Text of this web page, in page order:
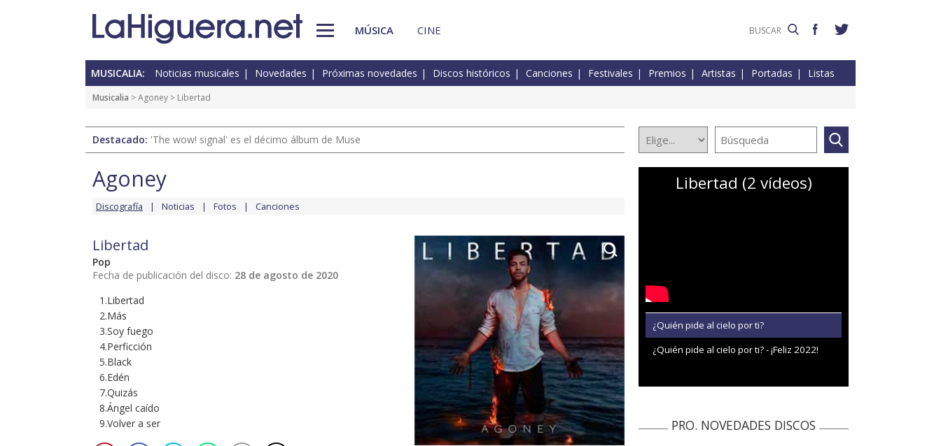
MÚSICA CINE
MUSICALIA: Noticias musicales Novedades Próximas novedades Discos históricos Canciones Festivales Premios Artistas Portadas Listas
Musicalia >Agoney > Libertad
Destacado: 'The wow! signal' es el décimo álbum de Muse
Agoney
Discografía Noticias Fotos Canciones
Libertad
Pop
Fecha de publicación del disco: 28 de agosto de 2020
1.Libertad
2.Más
3.Soy fuego
4.Perficción
5.Black
6.Edén
7.Quizás
8.Ángel caído
9.Volver a ser
Libertad (2 vídeos)
¿Quién pide al cielo por ti?
¿Quién pide al cielo por ti? - ¡Feliz 2022!
PRO. NOVEDADES DISCOS